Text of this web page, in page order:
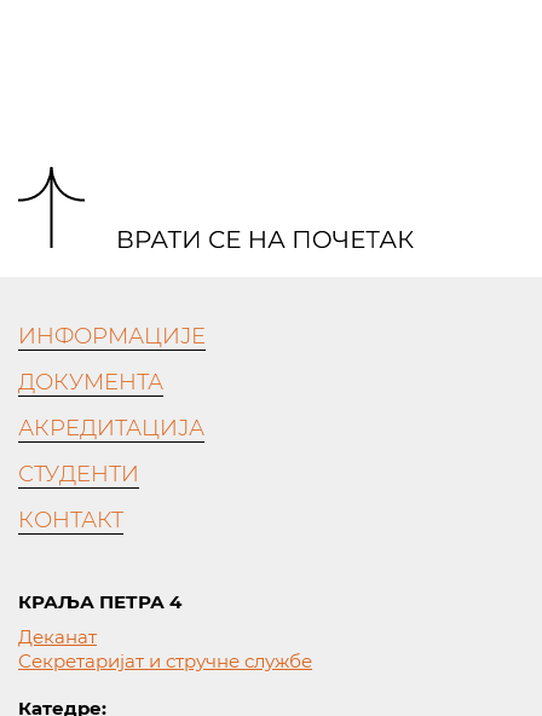
ИНФОРМАЦИЈЕ
ДОКУМЕНТА
АКРЕДИТАЦИЈА
СТУДЕНТИ
КОНТАКТ
КРАЉА ПЕТРА 4
Деканат
Секретаријат и стручне службе
Катедре: